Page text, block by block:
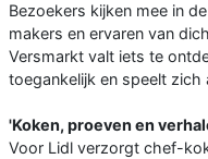
Bezoekers kijken mee in
makers en ervaren van
Versmarkt valt iets te
toegankelijk en speelt zich
'Koken, proeven en
Voor Lidl verzorgt chef-